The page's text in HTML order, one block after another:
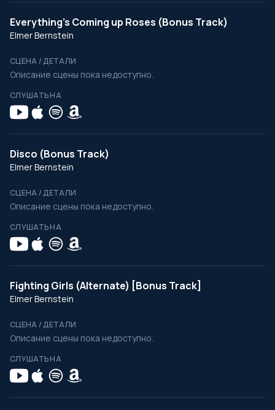
Everything's Coming up Roses (Bonus Track)
Elmer Bernstein
СЦЕНА / ДЕТАЛИ
Описание сцены пока недоступно.
СЛУШАТЬ НА
Disco (Bonus Track)
Elmer Bernstein
СЦЕНА / ДЕТАЛИ
Описание сцены пока недоступно.
СЛУШАТЬ НА
Fighting Girls (Alternate) [Bonus Track]
Elmer Bernstein
СЦЕНА / ДЕТАЛИ
Описание сцены пока недоступно.
СЛУШАТЬ НА